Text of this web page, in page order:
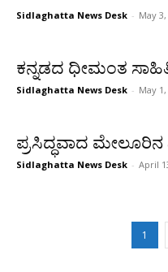
Sidlaghatta News Desk - May
ಕನ್ನಡದ ಧೀಮಂತ
Sidlaghatta News Desk - May
ಪ್ರಸಿದ್ಧವಾದ
Sidlaghatta News Desk - April
1